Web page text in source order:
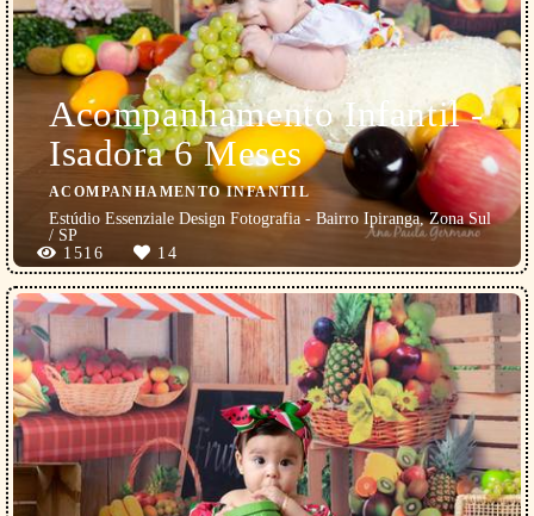
Acompanhamento Infantil -
Isadora 6 Meses
ACOMPANHAMENTO INFANTIL
Estúdio Essenziale Design Fotografia - Bairro Ipiranga, Zona Sul
/ SP
1516
14